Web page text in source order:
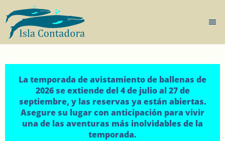
La temporada de avistamiento de ballenas de
2026 se extiende del 4 de julio al 27 de
septiembre, y las reservas ya están abiertas.
Asegure su lugar con anticipación para vivir
una de las aventuras más inolvidables de la
temporada.